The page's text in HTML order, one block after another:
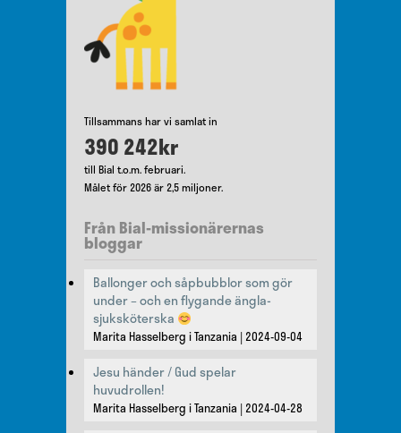
Tillsammans har vi samlat in
390 242kr
till Bial t.o.m. februari.
Målet för 2026 är 2,5 miljoner.
Från Bial-missionärernas
bloggar
Ballonger och såpbubblor som gör
under – och en flygande ängla-
sjuksköterska
Marita Hasselberg i Tanzania 2024-09-04
Jesu händer / Gud spelar
huvudrollen!
Marita Hasselberg i Tanzania 2024-04-28